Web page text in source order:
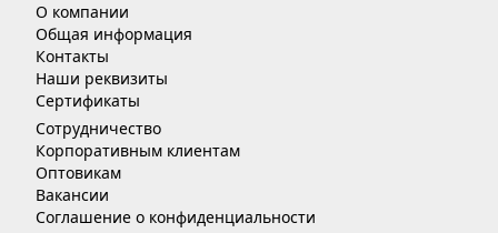
О компании
Общая информация
Контакты
Наши реквизиты
Сертификаты
Сотрудничество
Корпоративным клиентам
Оптовикам
Вакансии
Соглашение о конфиденциальности